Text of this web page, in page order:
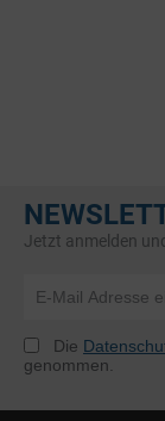
Jetzt anmelden
Die
genommen.